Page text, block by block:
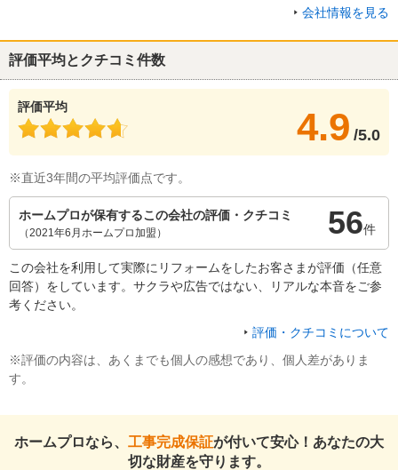
会社情報を見る
評価平均とクチコミ件数
評価平均 4.9 /5.0
※直近3年間の平均評価点です。
ホームプロが保有するこの会社の評価・クチコミ
（2021年6月ホームプロ加盟） 56件
この会社を利用して実際にリフォームをしたお客さまが評価（任意
回答）をしています。サクラや広告ではない、リアルな本音をご参
考ください。
評価・クチコミについて
※評価の内容は、あくまでも個人の感想であり、個人差がありま
す。
ホームプロなら、 工事完成保証が付いて安心！あなたの大
切な財産を守ります。